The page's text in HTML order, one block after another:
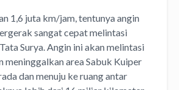
1,6 juta km/jam, tentunya angin
sangat cepat melintasi
Surya. Angin ini akan melintasi
meninggalkan area Sabuk Kuiper
dan menuju ke ruang antar